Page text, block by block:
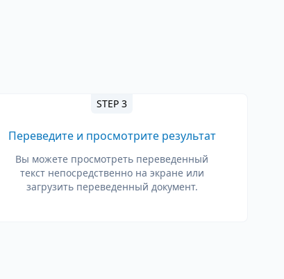
STEP 3
Переведите и просмотрите результат
Вы можете просмотреть переведенный
текст непосредственно на экране или
загрузить переведенный документ.